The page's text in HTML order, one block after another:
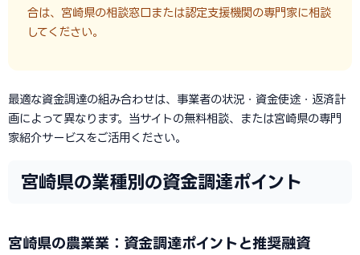
合は、宮崎県の相談窓口または認定支援機関の専門家に相談
してください。
最適な資金調達の組み合わせは、事業者の状況・資金使途・返済計
画によって異なります。当サイトの無料相談、または宮崎県の専門
家紹介サービスをご活用ください。
宮崎県の業種別の資金調達ポイント
宮崎県の農業業：資金調達ポイントと推奨融資